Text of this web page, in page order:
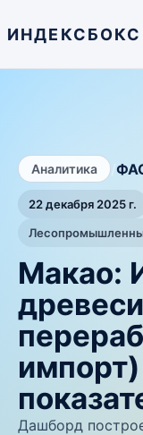
ИНДЕКСБОКС
Аналитика
22 декабря 2025 г.
Макао:
Дашборд